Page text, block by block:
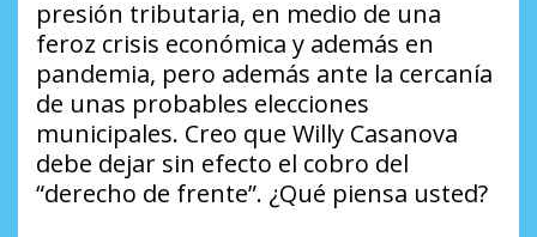
presión tributaria, en medio de una
feroz crisis económica y además en
pandemia, pero además ante la cercanía
de unas probables elecciones
municipales. Creo que Willy Casanova
debe dejar sin efecto el cobro del
“derecho de frente”. ¿Qué piensa usted?